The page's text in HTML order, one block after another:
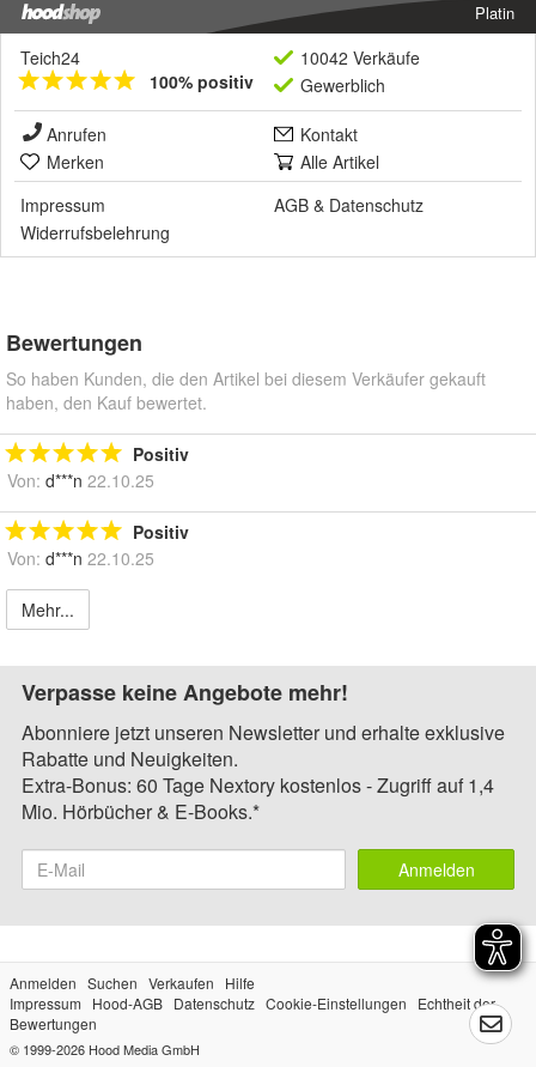
Platin
Teich24
100% positiv
10042 Verkäufe
Gewerblich
Anrufen
Kontakt
Merken
Alle Artikel
Impressum
AGB & Datenschutz
Widerrufsbelehrung
Bewertungen
So haben Kunden, die den Artikel bei diesem Verkäufer gekauft
haben, den Kauf bewertet.
Positiv
Von: d***n 22.10.25
Positiv
Von: d***n 22.10.25
Mehr...
Verpasse keine Angebote mehr!
Abonniere jetzt unseren Newsletter und erhalte exklusive
Rabatte und Neuigkeiten.
Extra-Bonus: 60 Tage Nextory kostenlos - Zugriff auf 1,4
Mio. Hörbücher & E-Books.*
Anmelden
Anmelden Suchen Verkaufen
Hilfe
Impressum
Hood-AGB Datenschutz Cookie-Einstellungen
Echtheit der
Bewertungen
© 1999-2026 Hood Media GmbH